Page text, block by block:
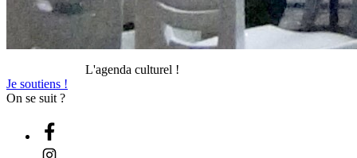
L'agenda culturel !
Je soutiens !
On se suit ?